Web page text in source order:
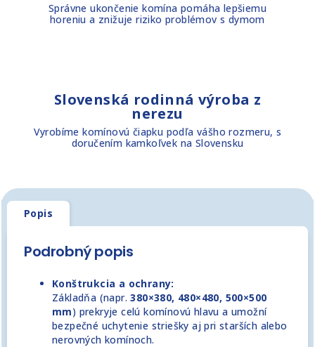
Správne ukončenie komína pomáha lepšiemu
horeniu a znižuje riziko problémov s dymom
Slovenská rodinná výroba z
nerezu
Vyrobíme komínovú čiapku podľa vášho rozmeru, s
doručením kamkoľvek na Slovensku
Popis
Podrobný popis
Konštrukcia a ochrany:
Základňa (napr. 380×380, 480×480, 500×500
mm) prekryje celú komínovú hlavu a umožní
bezpečné uchytenie striešky aj pri starších alebo
nerovných komínoch.